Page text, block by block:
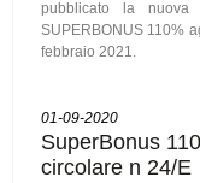
pubblicato la nuova
SUPERBONUS 110%
febbraio 2021.
01-09-2020
SuperBonus
circolare n 24/E